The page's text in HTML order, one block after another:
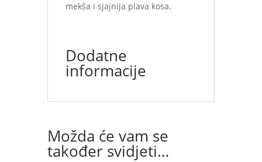
mekša i sjajnija plava kosa.
Dodatne
informacije
Možda će vam se
također svidjeti…